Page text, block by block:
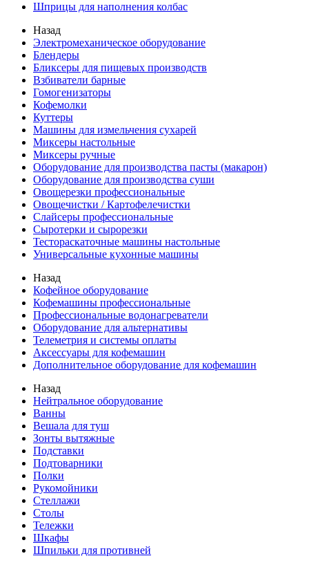
Шприцы для наполнения колбас
Назад
Электромеханическое оборудование
Блендеры
Бликсеры для пищевых производств
Взбиватели барные
Гомогенизаторы
Кофемолки
Куттеры
Машины для измельчения сухарей
Миксеры настольные
Миксеры ручные
Оборудование для производства пасты (макарон)
Оборудование для производства суши
Овощерезки профессиональные
Овощечистки / Картофелечистки
Слайсеры профессиональные
Сыротерки и сырорезки
Тестораскаточные машины настольные
Универсальные кухонные машины
Назад
Кофейное оборудование
Кофемашины профессиональные
Профессиональные водонагреватели
Оборудование для альтернативы
Телеметрия и системы оплаты
Аксессуары для кофемашин
Дополнительное оборудование для кофемашин
Назад
Нейтральное оборудование
Ванны
Вешала для туш
Зонты вытяжные
Подставки
Подтоварники
Полки
Рукомойники
Стеллажи
Столы
Тележки
Шкафы
Шпильки для противней